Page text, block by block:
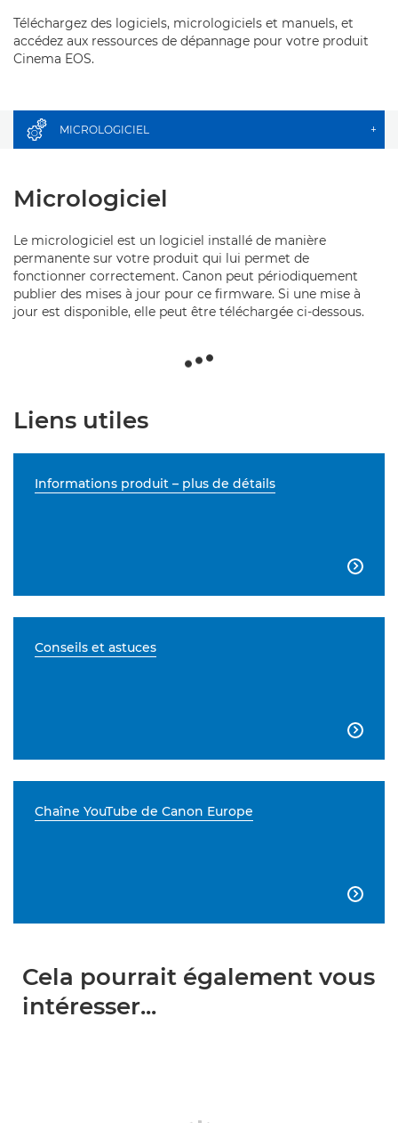
Téléchargez des logiciels, micrologiciels et manuels, et
accédez aux ressources de dépannage pour votre produit
Cinema EOS.
MICROLOGICIEL +
Micrologiciel
Le micrologiciel est un logiciel installé de manière
permanente sur votre produit qui lui permet de
fonctionner correctement. Canon peut périodiquement
publier des mises à jour pour ce firmware. Si une mise à
jour est disponible, elle peut être téléchargée ci-dessous.
Liens utiles
Informations produit – plus de détails

Conseils et astuces

Chaîne YouTube de Canon Europe

Cela pourrait également vous
intéresser...